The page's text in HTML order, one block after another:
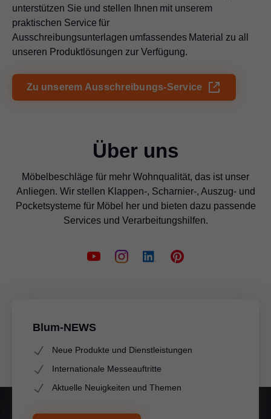
unterstützen Sie und stellen Ihnen mit unserem
praktischen Service für
Ausschreibungsunterlagen umfassendes Material zu all
unseren Produktlösungen zur Verfügung.
Zu unserem Ausschreibungs-Service
Über uns
Möbelbeschläge für mehr Wohnqualität, das ist unser
Anliegen. Wir stellen Klappen-, Scharnier-, Auszug- und
Pocketsysteme für Möbel her und bieten dazu passende
Services und Verarbeitungshilfen.
Blum-NEWS
Neue Produkte und Dienstleistungen
Internationale Messeauftritte
Aktuelle Neuigkeiten und Themen